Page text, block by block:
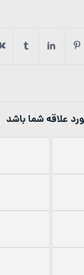
علاقه شما باشد